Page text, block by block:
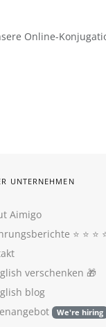
Online-
UNTERNEHMEN
Aimigo
⭐️ ⭐️ ⭐️
verschenken 🎁
blog
We're hiring